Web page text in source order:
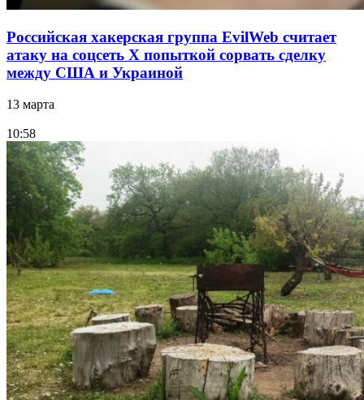
Российская хакерская группа EvilWeb считает
атаку на соцсеть Х попыткой сорвать сделку
между США и Украиной
13 марта
10:58